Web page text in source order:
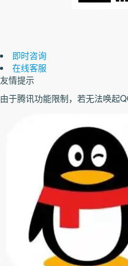
即时咨询
在线客服
友情提示
由于腾讯功能限制，若无法唤起